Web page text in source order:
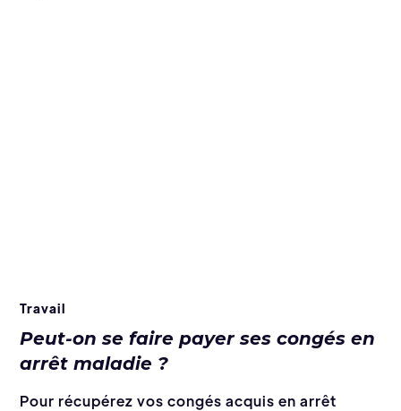
Travail
Peut-on se faire payer ses congés en
arrêt maladie ?
Pour récupérez vos congés acquis en arrêt